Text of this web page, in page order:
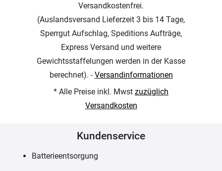
Versandkostenfrei.
(Auslandsversand Lieferzeit 3 bis 14 Tage,
Sperrgut Aufschlag, Speditions Aufträge,
Express Versand und weitere
Gewichtsstaffelungen werden in der Kasse
berechnet). -Versandinformationen
* Alle Preise inkl. Mwst zuzüglich
Versandkosten
Kundenservice
Batterieentsorgung